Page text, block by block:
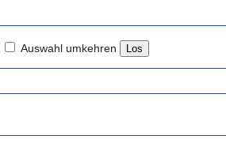
Auswahl umkehren